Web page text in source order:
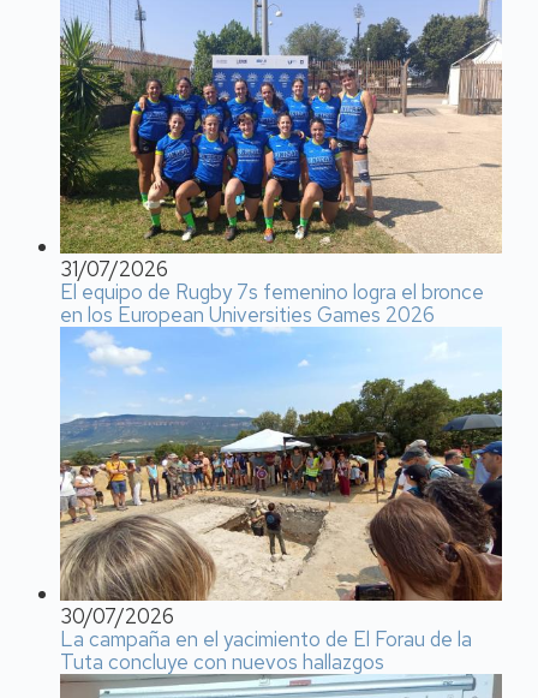
31/07/2026
El equipo de Rugby 7s femenino logra el bronce
en los European Universities Games 2026
30/07/2026
La campaña en el yacimiento de El Forau de la
Tuta concluye con nuevos hallazgos